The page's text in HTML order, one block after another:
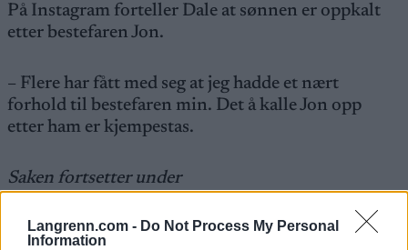
Langrenn.com - Do Not Process My Personal
Information
På Instagram forteller Dale at sønnen er oppkalt
etter bestefaren Jon.
– Flere har fått med seg at jeg hadde et nært
forhold til bestefaren min. Det å kalle Jon opp
etter ham er kjempestas.
Saken fortsetter under